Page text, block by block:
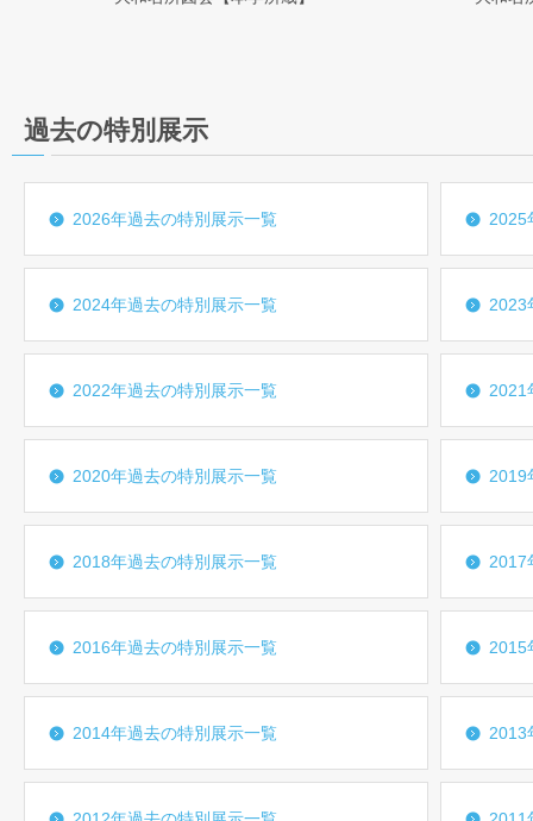
過去の特別展示
2026年過去の特別展示一覧 2025
2024年過去の特別展示一覧 2023
2022年過去の特別展示一覧 2021
2020年過去の特別展示一覧 2019
2018年過去の特別展示一覧 2017
2016年過去の特別展示一覧 2015
2014年過去の特別展示一覧 2013